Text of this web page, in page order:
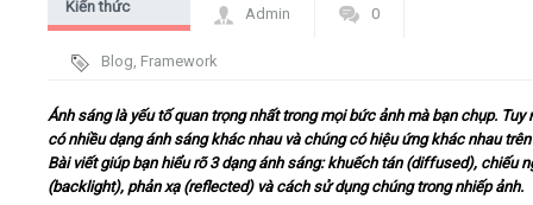
Giới thiệu
Video
Kiến thức
Admin 0
Blog, Framework
Ánh sáng là yếu tố quan trọng nhất trong mọi bức ảnh mà bạn chụp. Tuy
có nhiều dạng ánh sáng khác nhau và chúng có hiệu ứng khác nhau trên
Bài viết giúp bạn hiểu rõ 3 dạng ánh sáng: khuếch tán (diffused), chiếu
(backlight), phản xạ (reflected) và cách sử dụng chúng trong nhiếp ảnh.